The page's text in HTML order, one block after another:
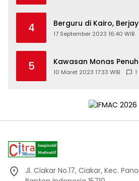
4 Berguru di Kairo,
17 September 2023 16:40 WIB
5 Kawasan Monas
10 Maret 2023 17:33 WIB 1
Jl. Ciakar No.17, Ciakar, Kec.